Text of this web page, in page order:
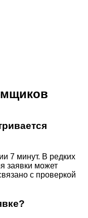
7 минут. В редких
заявки может
с проверкой